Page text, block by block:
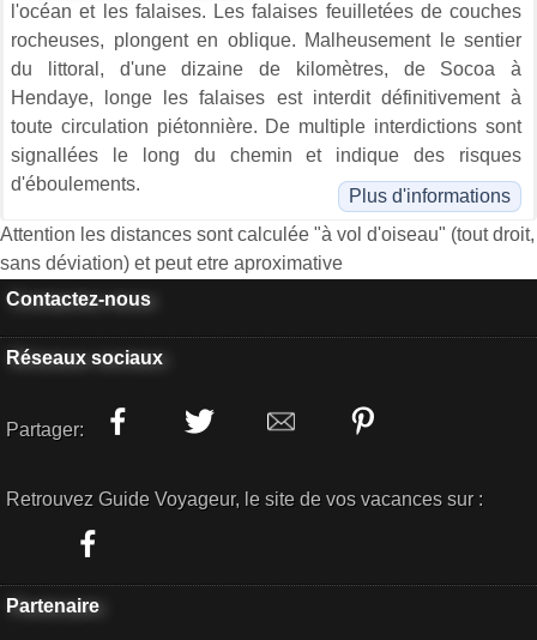
l'océan et les falaises. Les falaises feuilletées de couches
rocheuses, plongent en oblique. Malheusement le sentier
du littoral, d'une dizaine de kilomètres, de Socoa à
Hendaye, longe les falaises est interdit définitivement à
toute circulation piétonnière. De multiple interdictions sont
signallées le long du chemin et indique des risques
d'éboulements.
Plus d'informations
Attention les distances sont calculée "à vol d'oiseau" (tout droit,
sans déviation) et peut etre aproximative
Contactez-nous
Réseaux sociaux
Partager:
Retrouvez Guide Voyageur, le site de vos vacances sur :
Partenaire